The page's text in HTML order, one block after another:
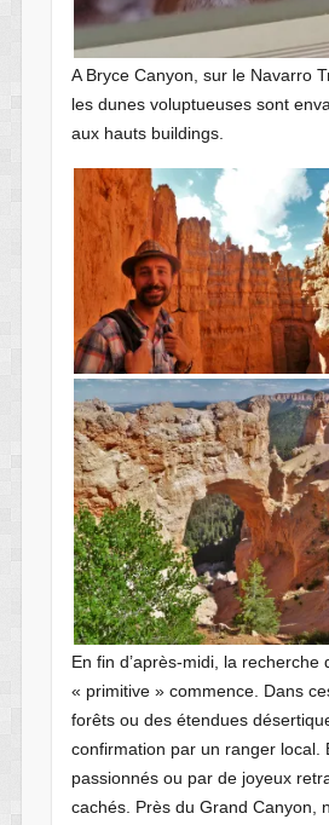
A Bryce Canyon, sur le Navarro
les dunes voluptueuses sont
aux hauts buildings.
En fin d’après-midi, la recherche
« primitive » commence. Dans
forêts ou des étendues
confirmation par un ranger local.
passionnés ou par de joyeux
cachés. Près du Grand Canyon,